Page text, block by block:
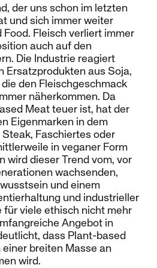
der uns schon im letzten
und sich immer weiter
Fleisch verliert immer
auch auf den
Die Industrie reagiert
Ersatzprodukten aus Soja,
den Fleischgeschmack
näherkommen. Da
Meat teuer ist, hat der
Eigenmarken in dem
Faschiertes oder
in veganer Form
wird dieser Trend vom, vor
wachsenden,
und einem
und industrieller
für viele ethisch nicht mehr
Angebot in
dass Plant-based
breiten Masse an
wird.